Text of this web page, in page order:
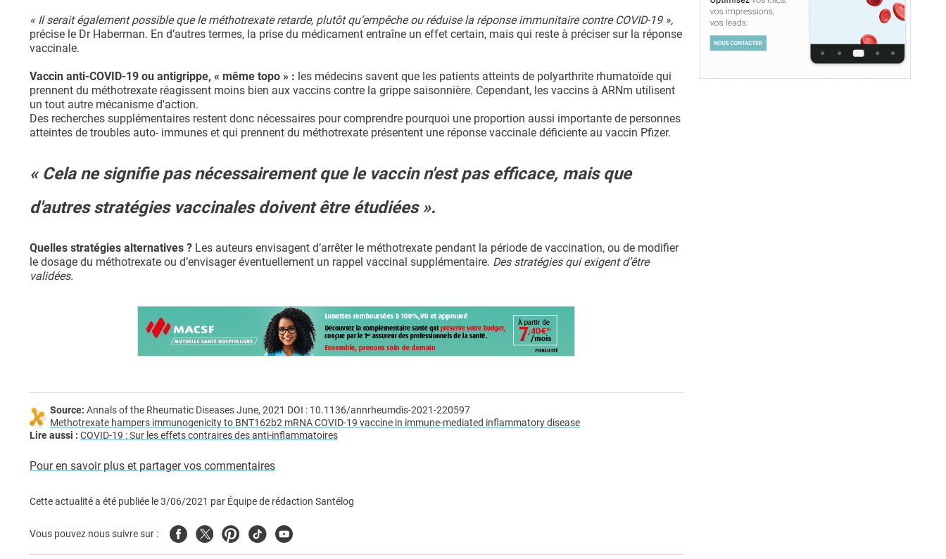
« Il serait également possible que le méthotrexate retarde, plutôt qu’empêche ou réduise la réponse immunitaire contre COVID-19 »,
précise le Dr Haberman. En d’autres termes, la prise du médicament entraîne un effet certain, mais qui reste à préciser sur la réponse
vaccinale.
Vaccin anti-COVID-19 ou antigrippe, « même topo » : les médecins savent que les patients atteints de polyarthrite rhumatoïde qui
prennent du méthotrexate réagissent moins bien aux vaccins contre la grippe saisonnière. Cependant, les vaccins à ARNm utilisent
un tout autre mécanisme d'action.
Des recherches supplémentaires restent donc nécessaires pour comprendre pourquoi une proportion aussi importante de personnes
atteintes de troubles auto- immunes et qui prennent du méthotrexate présentent une réponse vaccinale déficiente au vaccin Pfizer.
« Cela ne signifie pas nécessairement que le vaccin n'est pas efficace, mais que
d'autres stratégies vaccinales doivent être étudiées ».
Quelles stratégies alternatives ? Les auteurs envisagent d’arrêter le méthotrexate pendant la période de vaccination, ou de modifier
le dosage du méthotrexate ou d’envisager éventuellement un rappel vaccinal supplémentaire. Des stratégies qui exigent d’être
validées.
Source: Annals of the Rheumatic Diseases June, 2021 DOI : 10.1136/annrheumdis-2021-220597
Methotrexate hampers immunogenicity to BNT162b2 mRNA COVID-19 vaccine in immune-mediated inflammatory disease
Lire aussi : COVID-19 : Sur les effets contraires des anti-inflammatoires
Pour en savoir plus et partager vos commentaires
Cette actualité a été publiée le3/06/2021 par Équipe de rédaction Santélog
Vous pouvez nous suivre sur : FacebookTwitterPinterest
TiktokYoutube